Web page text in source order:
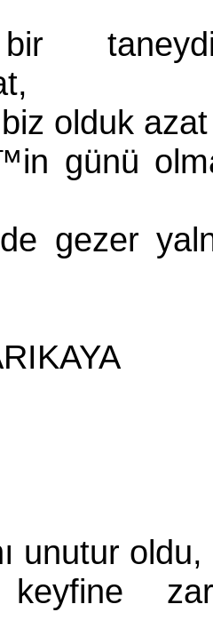
olduk azat
günü
gezer
unutur oldu,